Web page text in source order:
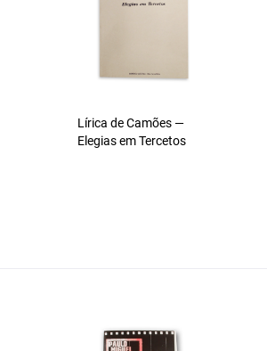
Lírica de Camões —
Elegias em Tercetos